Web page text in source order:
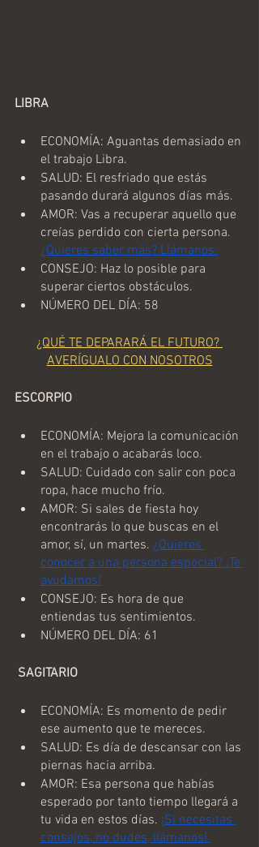
LIBRA
ECONOMÍA: Aguantas demasiado en
el trabajo Libra.
SALUD: El resfriado que estás
pasando durará algunos días más.
AMOR: Vas a recuperar aquello que
creías perdido con cierta persona.
¿Quieres saber más? Llámanos.
CONSEJO: Haz lo posible para
superar ciertos obstáculos.
NÚMERO DEL DÍA: 58
¿QUÉ TE DEPARARÁ EL FUTURO?
AVERÍGUALO CON NOSOTROS
ESCORPIO
ECONOMÍA: Mejora la comunicación
en el trabajo o acabarás loco.
SALUD: Cuidado con salir con poca
ropa, hace mucho frío.
AMOR: Si sales de fiesta hoy
encontrarás lo que buscas en el
amor, sí, un martes. ¿Quieres
conocer a una persona especial? ¡Te
ayudamos!
CONSEJO: Es hora de que
entiendas tus sentimientos.
NÚMERO DEL DÍA: 61
SAGITARIO
ECONOMÍA: Es momento de pedir
ese aumento que te mereces.
SALUD: Es día de descansar con las
piernas hacia arriba.
AMOR: Esa persona que habías
esperado por tanto tiempo llegará a
tu vida en estos días. ¡Si necesitas
consejos, no dudes, llámanos!